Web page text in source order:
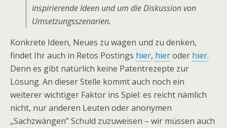
inspirierende Ideen und um die Diskussion von
Umsetzungsszenarien.
Konkrete Ideen, Neues zu wagen und zu denken,
findet Ihr auch in Retos Postings hier, hieroder hier.
Denn es gibt natürlich keine Patentrezepte zur
Lösung. An dieser Stelle kommt auch noch ein
weiterer wichtiger Faktor ins Spiel: es reicht nämlich
nicht, nur anderen Leuten oder anonymen
„Sachzwängen” Schuld zuzuweisen – wir müssen auch